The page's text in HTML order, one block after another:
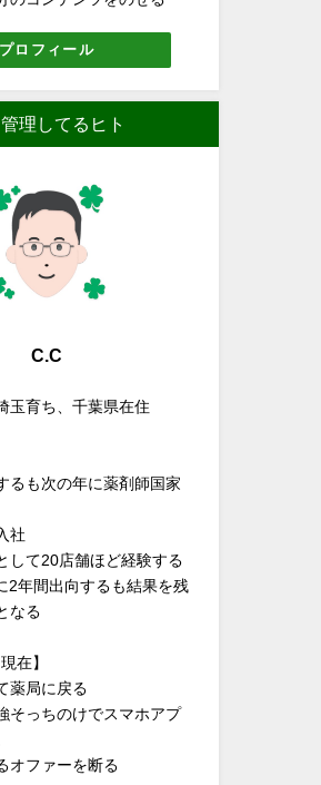
プロフィール
理してるヒト
C.C
玉育ち、千葉県在住
るも次の年に薬剤師国家
社
して20店舗ほど経験する
2年間出向するも結果を残
なる
在】
薬局に戻る
そっちのけでスマホアプ
オファーを断る